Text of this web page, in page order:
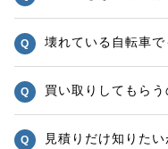
壊れている自転車
買い取りしてもら
見積りだけ知りた